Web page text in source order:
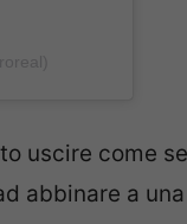
uscire come
abbinare a